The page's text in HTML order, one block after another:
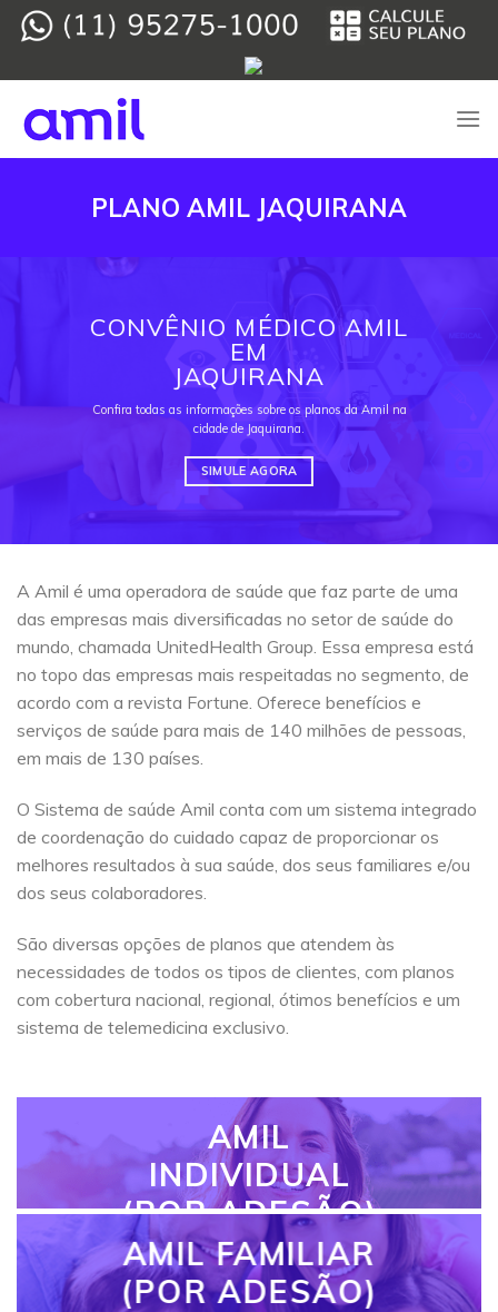
Skip
PLANO AMIL JAQUIRANA
CONVÊNIO MÉDICO AMIL
EM
JAQUIRANA
Confira todas as informações sobre os planos da Amil na
cidade de Jaquirana.
SIMULE AGORA
A Amil é uma operadora de saúde que faz parte de uma
das empresas mais diversificadas no setor de saúde do
mundo, chamada UnitedHealth Group. Essa empresa está
no topo das empresas mais respeitadas no segmento, de
acordo com a revista Fortune. Oferece benefícios e
serviços de saúde para mais de 140 milhões de pessoas,
em mais de 130 países.
O Sistema de saúde Amil conta com um sistema integrado
de coordenação do cuidado capaz de proporcionar os
melhores resultados à sua saúde, dos seus familiares e/ou
dos seus colaboradores.
São diversas opções de planos que atendem às
necessidades de todos os tipos de clientes, com planos
com cobertura nacional, regional, ótimos benefícios e um
sistema de telemedicina exclusivo.
AMIL
INDIVIDUAL
(POR ADESÃO)
AMIL FAMILIAR
(POR ADESÃO)